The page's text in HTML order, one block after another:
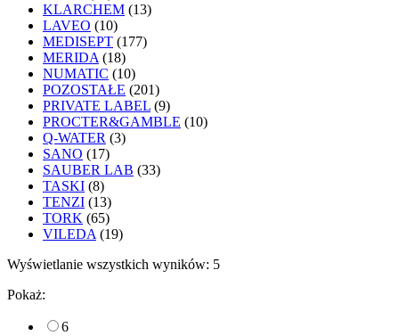
KLARCHEM (13)
LAVEO (10)
MEDISEPT (177)
MERIDA (18)
NUMATIC (10)
POZOSTAŁE (201)
PRIVATE LABEL (9)
PROCTER&GAMBLE (10)
Q-WATER (3)
SANO (17)
SAUBER LAB (33)
TASKI (8)
TENZI (13)
TORK (65)
VILEDA (19)
Wyświetlanie wszystkich wyników: 5
Pokaż:
6